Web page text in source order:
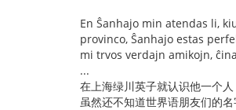
En Ŝanhajo min atendas li,
provinco, Ŝanhajo estas
mi trvos verdajn amikojn,
...
在上海绿川英子就认识他一个
虽然还不知道世界语朋友们的名